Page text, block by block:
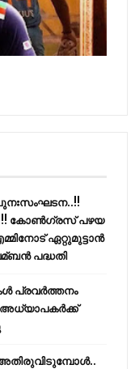
കോണ്‍ഗ്രസ് പഴയ
ഏറ്റുമുട്ടാന്‍
പദ്ധതി
പ്രവര്‍ത്തനം
അധ്യാപകര്‍ക്ക്